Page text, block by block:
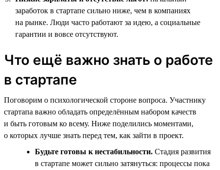
заработок в стартапе сильно ниже, чем в компаниях
на рынке. Люди часто работают за идею, а социальные
гарантии и вовсе отсутствуют.
Что ещё важно знать о работе
в стартапе
Поговорим о психологической стороне вопроса. Участнику
стартапа важно обладать определённым набором качеств
и быть готовым ко всему. Ниже поделились моментами,
о которых лучше знать перед тем, как зайти в проект.
Будьте готовы к нестабильности. Стадия развития
в стартапе может сильно затянуться: процессы пока